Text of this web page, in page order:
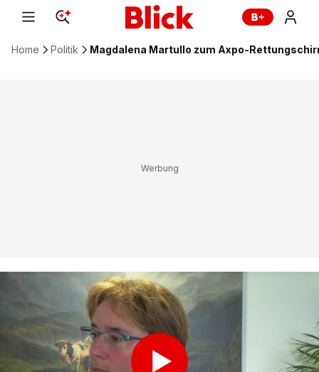
Home Politik Magdalena Martullo zum Axpo-